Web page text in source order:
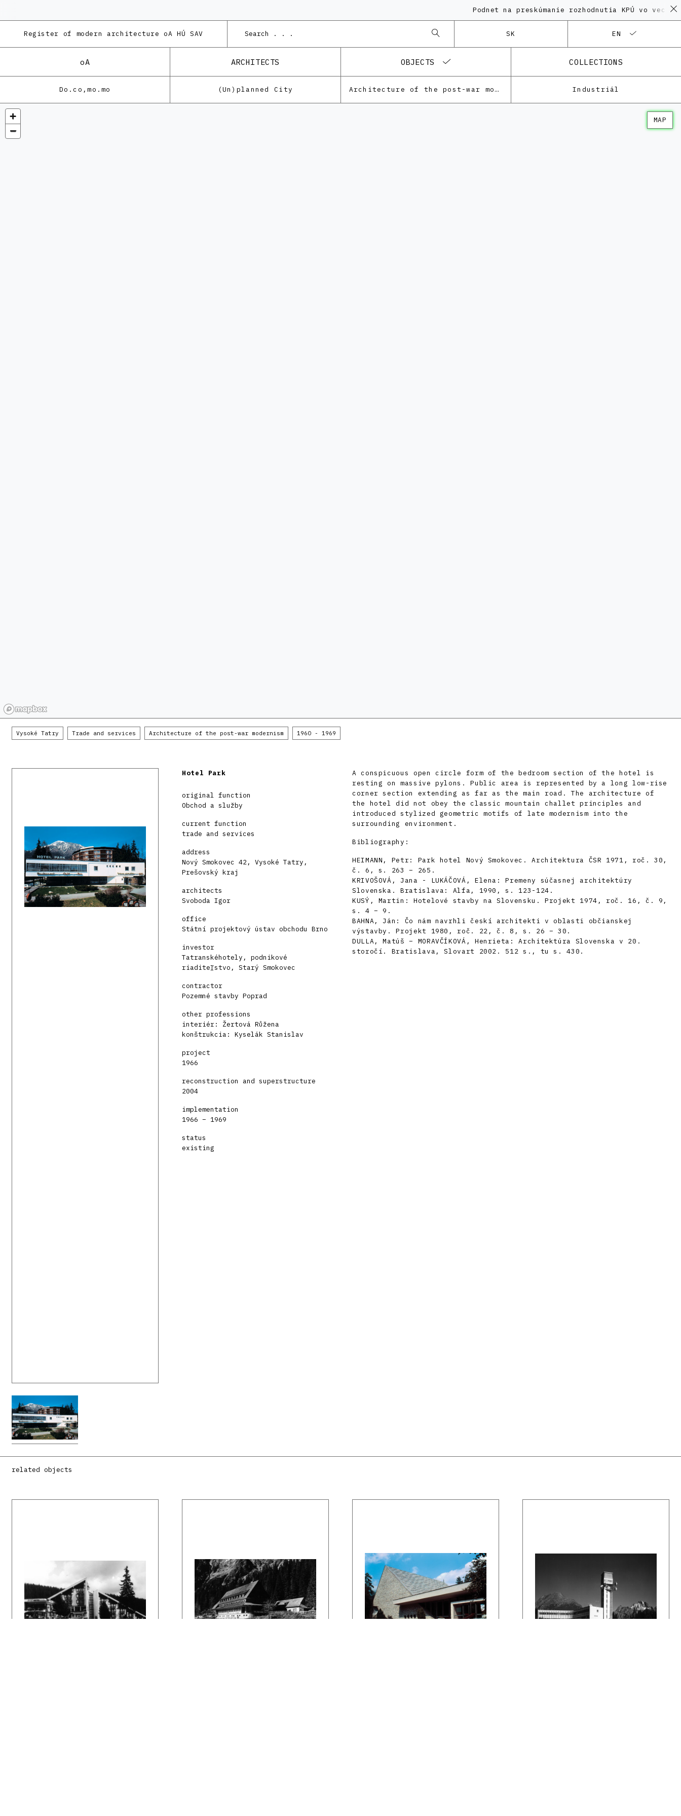
Podnet na preskúmanie rozhodnutia KPÚ vo veci
Register of modern architecture oA HÚ SAV SK EN
oA ARCHITECTS OBJECTS COLLECTIONS
Do.co,mo.mo (Un)planned City Architecture of the post-war modernism Industriál
MAP
Vysoké Tatry Trade and services Architecture of the post-war modernism 1960 - 1969
Hotel Park
original function
Obchod a služby
current function
trade and services
address
Nový Smokovec 42, Vysoké Tatry,
Prešovský kraj
architects
Svoboda Igor
office
Státní projektový ústav obchodu Brno
investor
Tatranskéhotely, podnikové
riaditeľstvo, Starý Smokovec
contractor
Pozemné stavby Poprad
other professions
interiér: Žertová Růžena
konštrukcia: Kyselák Stanislav
project
1966
reconstruction and superstructure
2004
implementation
1966 – 1969
status
existing
A conspicuous open circle form of the bedroom section of the hotel is
resting on massive pylons. Public area is represented by a long low-rise
corner section extending as far as the main road. The architecture of
the hotel did not obey the classic mountain challet principles and
introduced stylized geometric motifs of late modernism into the
surrounding environment.
Bibliography:
HEIMANN, Petr: Park hotel Nový Smokovec. Architektura ČSR 1971, roč. 30,
č. 6, s. 263 – 265.
KRIVOŠOVÁ, Jana - LUKÁČOVÁ, Elena: Premeny súčasnej architektúry
Slovenska. Bratislava: Alfa, 1990, s. 123-124.
KUSÝ, Martin: Hotelové stavby na Slovensku. Projekt 1974, roč. 16, č. 9,
s. 4 – 9.
BAHNA, Ján: Čo nám navrhli českí architekti v oblasti občianskej
výstavby. Projekt 1980, roč. 22, č. 8, s. 26 – 30.
DULLA, Matúš – MORAVČÍKOVÁ, Henrieta: Architektúra Slovenska v 20.
storočí. Bratislava, Slovart 2002. 512 s., tu s. 430.
related objects